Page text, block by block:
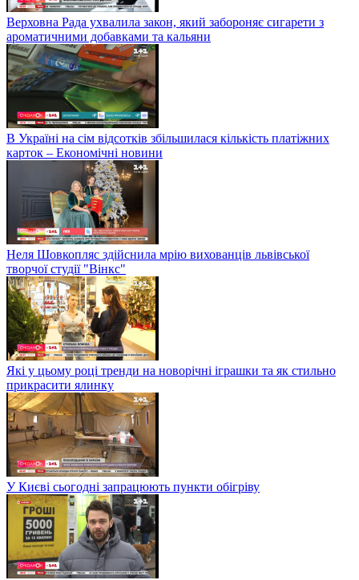
Верховна Рада ухвалила закон, який забороняє сигарети з
ароматичними добавками та кальяни
В Україні на сім відсотків збільшилася кількість платіжних
карток – Економічні новини
Неля Шовкопляс здійснила мрію вихованців львівської
творчої студії "Вінкс"
Які у цьому році тренди на новорічні іграшки та як стильно
прикрасити ялинку
У Києві сьогодні запрацюють пункти обігріву